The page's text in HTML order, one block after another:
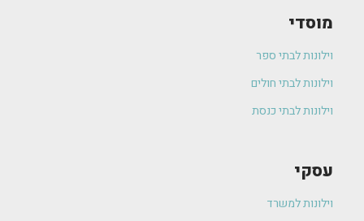
מוסדי
וילונות לבתי ספר
וילונות לבתי חולים
וילונות לבתי כנסת
עסקי
וילונות למשרד